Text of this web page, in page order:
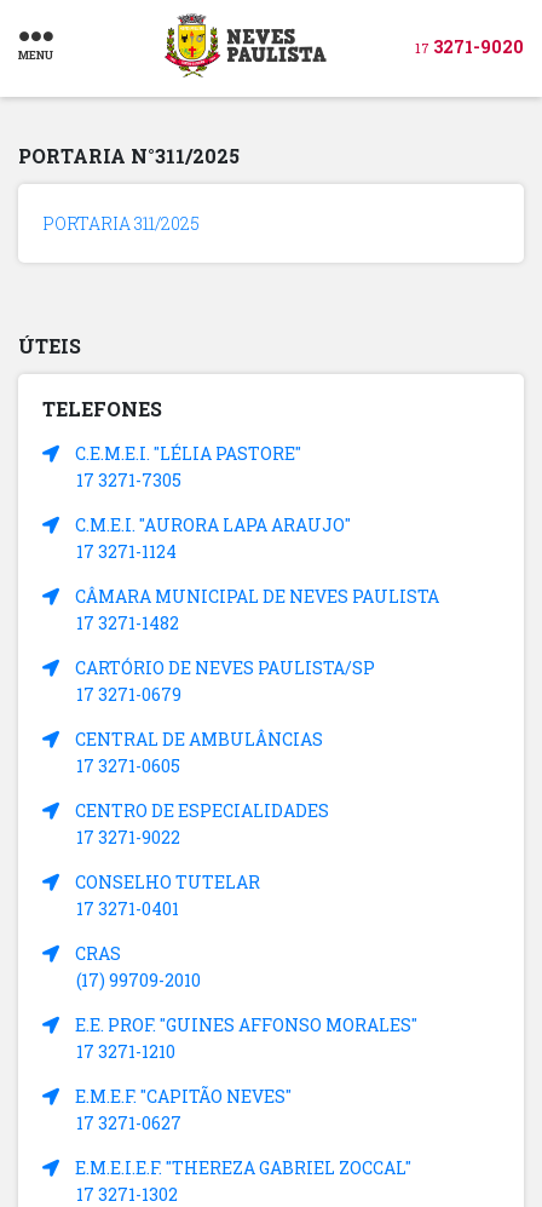
MENU 17 3271-9020
PORTARIA N°311/2025
PORTARIA 311/2025
ÚTEIS
TELEFONES
C.E.M.E.I. "LÉLIA PASTORE"
17 3271-7305
C.M.E.I. "AURORA LAPA ARAUJO"
17 3271-1124
CÂMARA MUNICIPAL DE NEVES PAULISTA
17 3271-1482
CARTÓRIO DE NEVES PAULISTA/SP
17 3271-0679
CENTRAL DE AMBULÂNCIAS
17 3271-0605
CENTRO DE ESPECIALIDADES
17 3271-9022
CONSELHO TUTELAR
17 3271-0401
CRAS
(17) 99709-2010
E.E. PROF. "GUINES AFFONSO MORALES"
17 3271-1210
E.M.E.F. "CAPITÃO NEVES"
17 3271-0627
E.M.E.I.E.F. "THEREZA GABRIEL ZOCCAL"
17 3271-1302